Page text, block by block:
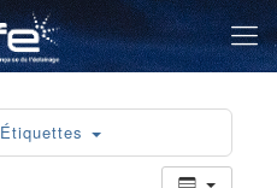
Étiquettes